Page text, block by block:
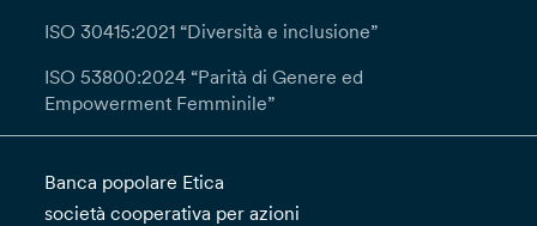
ISO 30415:2021 “Diversità e inclusione”
ISO 53800:2024 “Parità di Genere ed
Empowerment Femminile”
Banca popolare Etica
società cooperativa per azioni